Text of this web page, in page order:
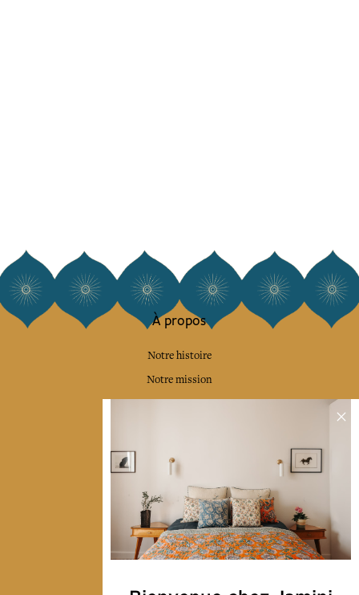
À propos
Notre histoire
Notre mission
Presse
Collections
Déco & Linge de maison
Linge de table
Sacs & pochettes